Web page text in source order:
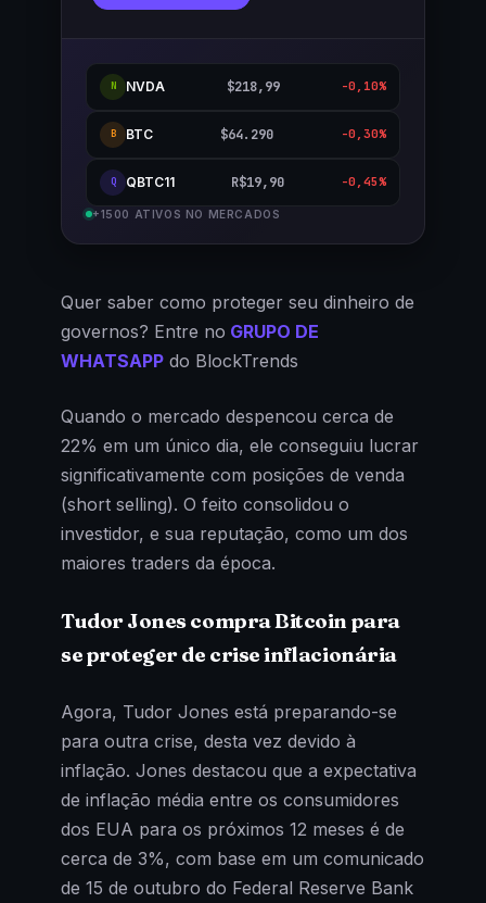
N NVDA $218,99 -0,10%
B BTC $64.290 -0,30%
Q QBTC11 R$19,90 -0,45%
+1500 ATIVOS NO MERCADOS
Quer saber como proteger seu dinheiro de
governos? Entre no GRUPO DE
WHATSAPP do BlockTrends
Quando o mercado despencou cerca de
22% em um único dia, ele conseguiu lucrar
significativamente com posições de venda
(short selling). O feito consolidou o
investidor, e sua reputação, como um dos
maiores traders da época.
Tudor Jones compra Bitcoin para
se proteger de crise inflacionária
Agora, Tudor Jones está preparando-se
para outra crise, desta vez devido à
inflação. Jones destacou que a expectativa
de inflação média entre os consumidores
dos EUA para os próximos 12 meses é de
cerca de 3%, com base em um comunicado
de 15 de outubro do Federal Reserve Bank